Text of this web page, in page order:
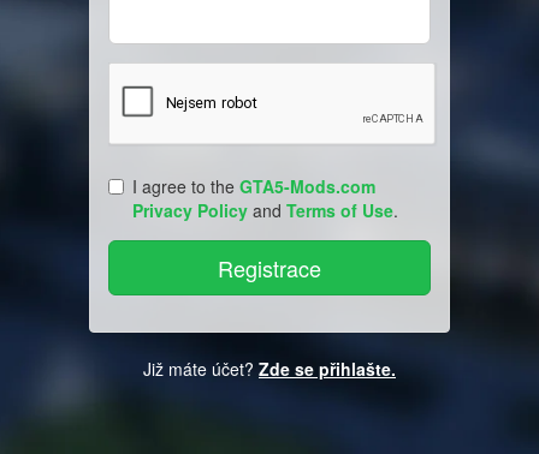
I agree to the GTA5-Mods.com
Privacy Policy and Terms of Use.
Již máte účet? Zde se přihlašte.